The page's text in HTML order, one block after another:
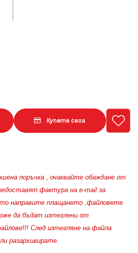
Купете сега
поръчка , очаквайте обаждане от
фактура на e-mail за
направите плащането ,файловете
да бъдат изтеглени от
След изтегляне на файла
разархивирате.